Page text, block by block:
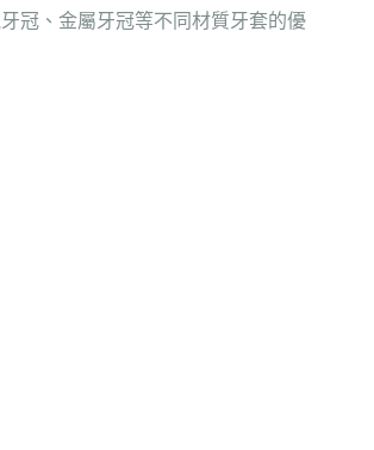
冠、金屬牙冠等不同材質牙套的優